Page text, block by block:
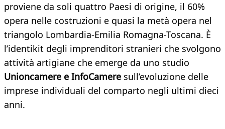
proviene da soli quattro Paesi di origine, il 60%
opera nelle costruzioni e quasi la metà opera nel
triangolo Lombardia-Emilia Romagna-Toscana. È
l’identikit degli imprenditori stranieri che svolgono
attività artigiane che emerge da uno studio
Unioncamere e InfoCamere sull’evoluzione delle
imprese individuali del comparto negli ultimi dieci
anni.